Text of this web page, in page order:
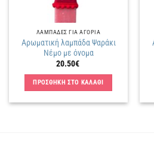
ΛΑΜΠΑΔΕΣ ΓΙΑ ΑΓΟΡΙΑ
Αρωματική λαμπάδα Ψαράκι
Νέμο με όνομα
20.50€
ΠΡΟΣΘΗΚΗ ΣΤΟ ΚΑΛΑΘΙ